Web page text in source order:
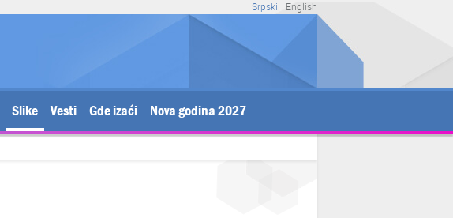
English
Srpski
Slike Vesti Gde izaći Nova godina 2027